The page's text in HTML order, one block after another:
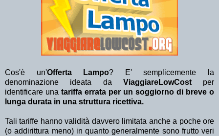
Cos'è un'Offerta Lampo? E' semplicemente la
denominazione ideata da ViaggiareLowCostper
identificare una tariffa errata per un soggiorno di breve o
lunga durata in una struttura ricettiva.
Tali tariffe hanno validità davvero limitata anche a poche ore
(o addirittura meno) in quanto generalmente sono frutto veri